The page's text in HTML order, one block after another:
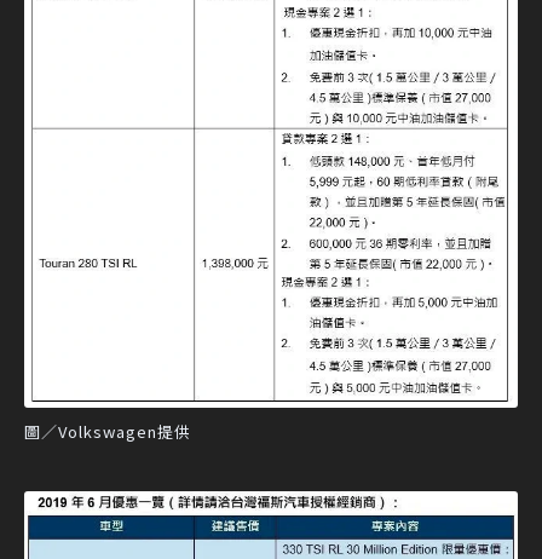
圖／Volkswagen提供